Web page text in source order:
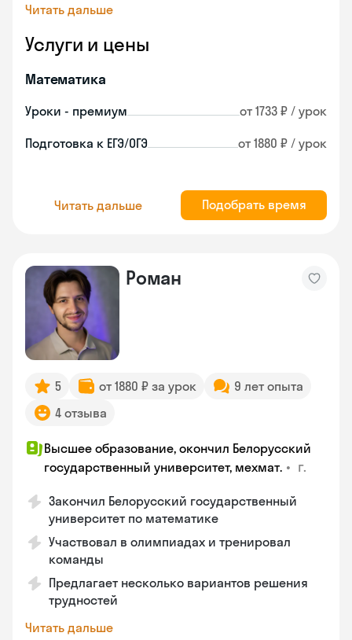
Читать дальше
Услуги и цены
Математика
Уроки - премиум от 1733 ₽ / урок
Подготовка к ЕГЭ/ОГЭ от 1880 ₽ / урок
Читать дальше Подобрать время
Роман
5 от 1880 ₽ за урок
9 лет опыта
4 отзыва
Высшее образование, окончил Белорусский
государственный университет, мехмат. • г.
Закончил Белорусский государственный
университет по математике
Участвовал в олимпиадах и тренировал
команды
Предлагает несколько вариантов решения
трудностей
Читать дальше